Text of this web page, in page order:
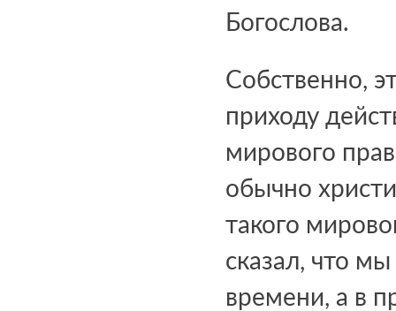
Богослова.
Собственно,
приходу
мирового
обычно
такого
сказал, что
времени, а в